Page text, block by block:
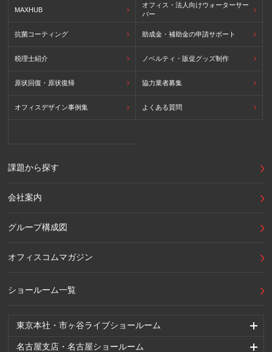
東京本社・市ヶ谷ライブショールーム
名古屋支店・名古屋ショールーム
MAXHUB
オフィス・法人向けウォーターサー
バー
抗菌コーティング 助成金・補助金の申請サポート
税理士紹介 ノベルティ・販促グッズ制作
原状回復・原状復帰 協力業者募集
オフィスデザイン事例集 よくある質問
課題から探す
会社案内
グループ構成図
オフィスコムマガジン
ショールーム一覧